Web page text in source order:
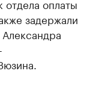
оплаты
задержали